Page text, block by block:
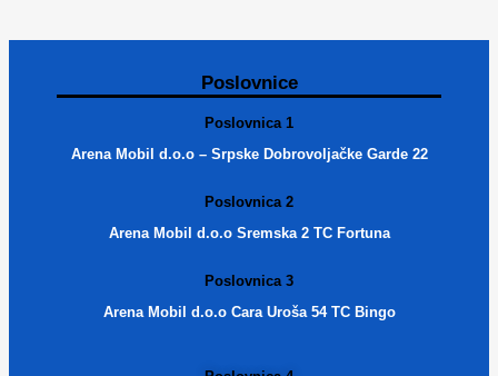
Poslovnice
Poslovnica 1
Arena Mobil d.o.o – Srpske Dobrovoljačke Garde 22
Poslovnica 2
Arena Mobil d.o.o Sremska 2 TC Fortuna
Poslovnica 3
Arena Mobil d.o.o Cara Uroša 54 TC Bingo